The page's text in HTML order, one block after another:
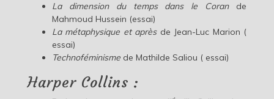
La dimension du temps dans le Corande
Mahmoud Hussein (essai)
La métaphysique et aprèsde Jean-Luc Marion (
essai)
Technoféminismede Mathilde Saliou ( essai)
Harper Collins :